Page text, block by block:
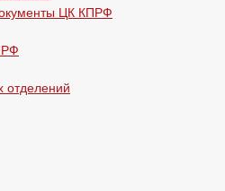
ЦК КПРФ
отделений